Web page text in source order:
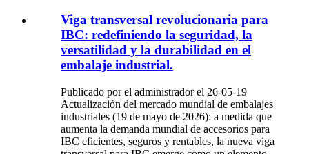
Viga transversal revolucionaria para
IBC: redefiniendo la seguridad, la
versatilidad y la durabilidad en el
embalaje industrial.
Publicado por el administrador el 26-05-19
Actualización del mercado mundial de embalajes
industriales (19 de mayo de 2026): a medida que
aumenta la demanda mundial de accesorios para
IBC eficientes, seguros y rentables, la nueva viga